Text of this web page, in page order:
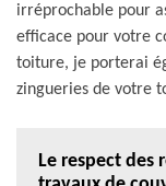
irréprochable pour
efficace pour votre
toiture, je porterai
zingueries de votre
Le respect des